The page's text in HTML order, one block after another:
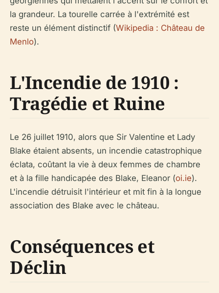
la grandeur. La tourelle carrée à l'extrémité est
reste un élément distinctif (Wikipedia : Château de
Menlo).
L'Incendie de 1910 :
Tragédie et Ruine
Le 26 juillet 1910, alors que Sir Valentine et Lady
Blake étaient absents, un incendie catastrophique
éclata, coûtant la vie à deux femmes de chambre
et à la fille handicapée des Blake, Eleanor (oi.ie).
L'incendie détruisit l'intérieur et mit fin à la longue
association des Blake avec le château.
Conséquences et
Déclin